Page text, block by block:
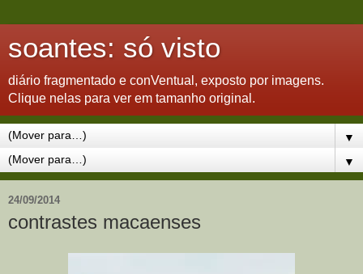
soantes: só visto
diário fragmentado e conVentual, exposto por imagens.
Clique nelas para ver em tamanho original.
▼
▼
24/09/2014
contrastes macaenses